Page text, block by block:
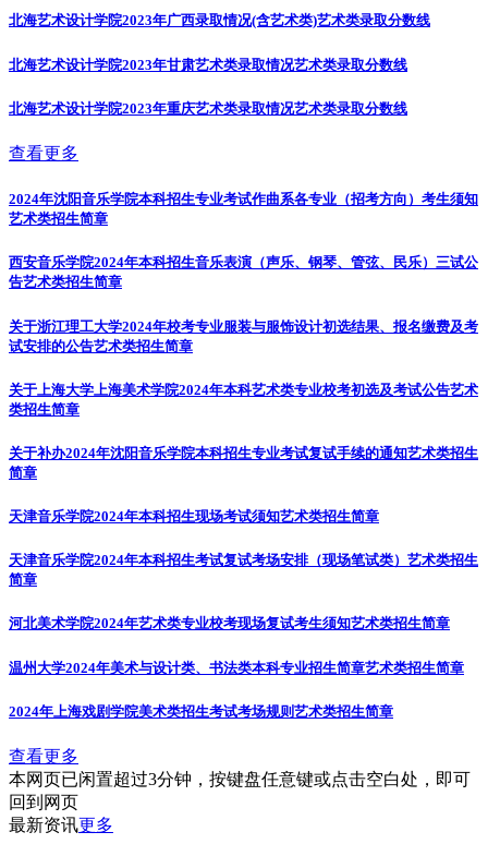
北海艺术设计学院2023年广西录取情况(含艺术类)艺术类录取分数线
北海艺术设计学院2023年甘肃艺术类录取情况艺术类录取分数线
北海艺术设计学院2023年重庆艺术类录取情况艺术类录取分数线
查看更多
2024年沈阳音乐学院本科招生专业考试作曲系各专业（招考方向）考生须知
艺术类招生简章
西安音乐学院2024年本科招生音乐表演（声乐、钢琴、管弦、民乐）三试公
告艺术类招生简章
关于浙江理工大学2024年校考专业服装与服饰设计初选结果、报名缴费及考
试安排的公告艺术类招生简章
关于上海大学上海美术学院2024年本科艺术类专业校考初选及考试公告艺术
类招生简章
关于补办2024年沈阳音乐学院本科招生专业考试复试手续的通知艺术类招生
简章
天津音乐学院2024年本科招生现场考试须知艺术类招生简章
天津音乐学院2024年本科招生考试复试考场安排（现场笔试类） 艺术类招生
简章
河北美术学院2024年艺术类专业校考现场复试考生须知艺术类招生简章
温州大学2024年美术与设计类、书法类本科专业招生简章艺术类招生简章
2024年上海戏剧学院美术类招生考试考场规则艺术类招生简章
查看更多
本网页已闲置超过3分钟，按键盘任意键或点击空白处，即可
回到网页
最新资讯更多